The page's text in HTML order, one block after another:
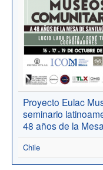
Proyecto Eulac
seminario
48 años de la
Chile